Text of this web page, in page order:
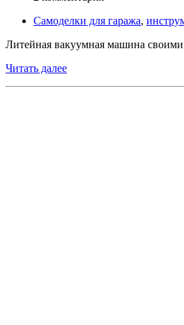
Самоделки для гаража,
Литейная вакуумная машина своими
Читать далее